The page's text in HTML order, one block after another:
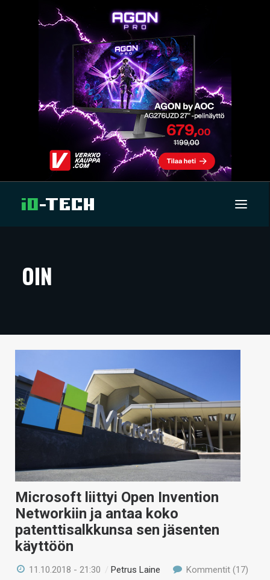
ARTIKKELIT
TECHBBS
HINTA.FI
KAUPPA
VAIHDA TEEMA
HAKU
OIN
Microsoft liittyi Open Invention
Networkiin ja antaa koko
patenttisalkkunsa sen jäsenten
käyttöön
11.10.2018 - 21:30 /Petrus Laine Kommentit (17)